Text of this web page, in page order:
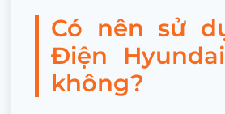
Có nên sử
Điện
không?